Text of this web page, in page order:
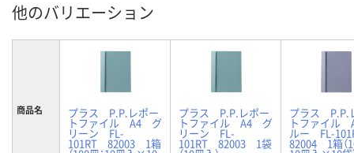
他のバリエーション
商品名 プラス P.P.レポー
トファイル A4 グ
リーン FL-
101RT 82003 1箱
プラス P.P.レポー
トファイル A4 グ
リーン FL-
101RT 82003 1袋
プラス P.P.
トファイル
ルー FL-
82004 1箱（